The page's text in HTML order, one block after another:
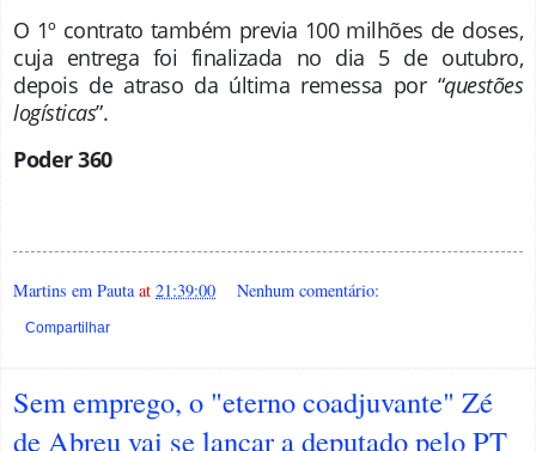
O 1º contrato também previa 100 milhões de doses,
cuja entrega foi finalizada no dia 5 de outubro,
depois de atraso da última remessa por “questões
logísticas”.
Poder 360
Martins em Pauta at 21:39:00 Nenhum comentário:
Compartilhar
Sem emprego, o "eterno coadjuvante" Zé
de Abreu vai se lançar a deputado pelo PT